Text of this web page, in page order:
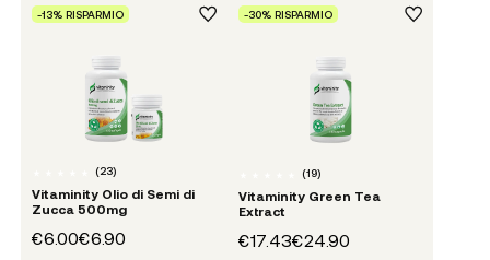
-13% RISPARMIO
(23)
Vitaminity Olio di Semi di
Zucca 500mg
€6.00€6.90
-30% RISPARMIO
(19)
Vitaminity Green Tea
Extract
€17.43€24.90